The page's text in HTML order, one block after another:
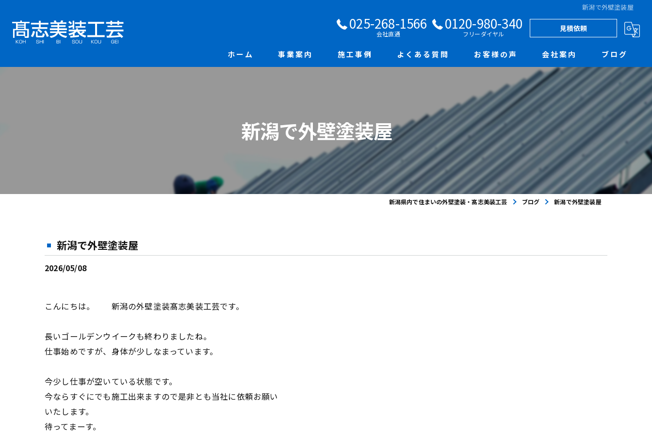
新潟で外壁塗装屋
025-268-1566
会社直通
0120-980-340
フリーダイヤル
見積依頼
ホーム 事業案内 施工事例 よくある質問 お客様の声 会社案内 ブログ
新潟で外壁塗装屋
新潟県内で住まいの外壁塗装・髙志美装工芸 ブログ 新潟で外壁塗装屋
新潟で外壁塗装屋
2026/05/08
こんにちは。 新潟の外壁塗装髙志美装工芸です。
長いゴールデンウイークも終わりましたね。
仕事始めですが、身体が少しなまっています。
今少し仕事が空いている状態です。
今ならすぐにでも施工出来ますので是非とも当社に依頼お願い
いたします。
待ってまーす。